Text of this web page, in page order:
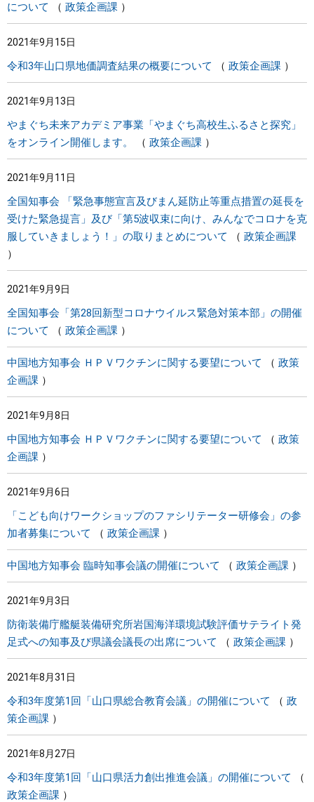
について
政策企画課
2021年9月15日
令和3年山口県地価調査結果の概要について 政策企画課
2021年9月13日
やまぐち未来アカデミア事業「やまぐち高校生ふるさと探究」
をオンライン開催します。
政策企画課
2021年9月11日
全国知事会 「緊急事態宣言及びまん延防止等重点措置の延長を
受けた緊急提言」及び「第5波収束に向け、みんなでコロナを克
服していきましょう！」の取りまとめについて
政策企画課
2021年9月9日
全国知事会「第28回新型コロナウイルス緊急対策本部」の開催
について
政策企画課
中国地方知事会 ＨＰＶワクチンに関する要望について
政策
企画課
2021年9月8日
中国地方知事会 ＨＰＶワクチンに関する要望について
政策
企画課
2021年9月6日
「こども向けワークショップのファシリテーター研修会」の参
加者募集について
政策企画課
中国地方知事会 臨時知事会議の開催について 政策企画課
2021年9月3日
防衛装備庁艦艇装備研究所岩国海洋環境試験評価サテライト発
足式への知事及び県議会議長の出席について
政策企画課
2021年8月31日
令和3年度第1回「山口県総合教育会議」の開催について
政
策企画課
2021年8月27日
令和3年度第1回「山口県活力創出推進会議」の開催について
政策企画課